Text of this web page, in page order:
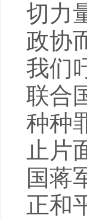
切力
政协
我们
联合
种种
止片
国蒋
正和